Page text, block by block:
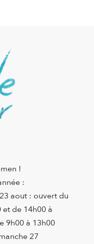
!
:
aout : ouvert du
de 14h00 à
9h00 à 13h00
27